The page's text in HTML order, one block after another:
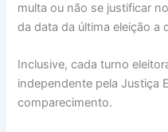
multa ou não se justificar
da data da última eleição a
Inclusive, cada turno
independente pela Justiça
comparecimento.